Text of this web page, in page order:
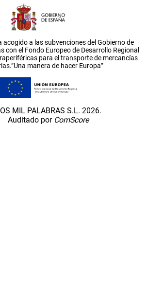
acogido a las subvenciones del Gobierno de
con el Fondo Europeo de Desarrollo Regional
para el transporte de mercancías
manera de hacer Europa”
MIL PALABRAS S.L. 2026.
Auditado por ComScore